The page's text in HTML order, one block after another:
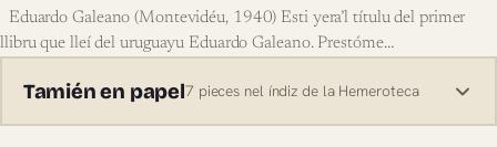
Eduardo Galeano (Montevidéu, 1940) Esti yera’l títulu del primer
llibru que lleí del uruguayu Eduardo Galeano. Prestóme…
Tamién en papel7 pieces nel índiz de la Hemeroteca